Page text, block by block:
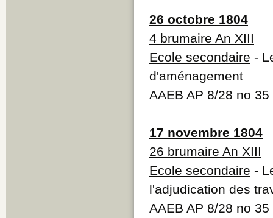
26 octobre 1804
4 brumaire An XIII
Ecole secondaire -
d'aménagement
AAEB AP 8/28 no 35
17 novembre 1804
26 brumaire An XIII
Ecole secondaire -
l'adjudication des
AAEB AP 8/28 no 35